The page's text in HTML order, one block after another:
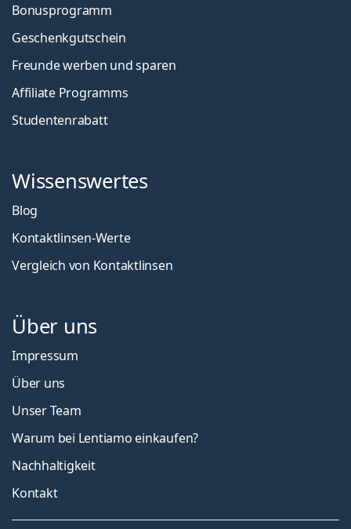
Bonusprogramm
Geschenkgutschein
Freunde werben und sparen
Affiliate Programms
Studentenrabatt
Wissenswertes
Blog
Kontaktlinsen-Werte
Vergleich von Kontaktlinsen
Über uns
Impressum
Über uns
Unser Team
Warum bei Lentiamo einkaufen?
Nachhaltigkeit
Kontakt